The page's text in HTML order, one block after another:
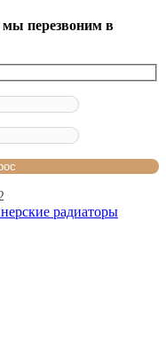
перезвоним в
радиаторы